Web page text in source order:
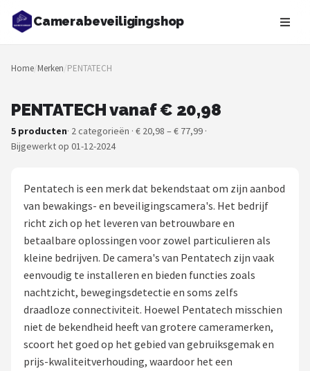
Camerabeveiligingshop
Zoeken
NAVIGATIE
Merken
Beveiligingscamera's
Camera Deurbellen
POPULAIRE MERKEN
Home/Merken/PENTATECH
PENTATECH vanaf € 20,98
5 producten· 2 categorieën · € 20,98 – € 77,99 ·
Bijgewerkt op 01-12-2024
Pentatech is een merk dat bekendstaat om zijn aanbod
van bewakings- en beveiligingscamera's. Het bedrijf
richt zich op het leveren van betrouwbare en
betaalbare oplossingen voor zowel particulieren als
kleine bedrijven. De camera's van Pentatech zijn vaak
eenvoudig te installeren en bieden functies zoals
nachtzicht, bewegingsdetectie en soms zelfs
draadloze connectiviteit. Hoewel Pentatech misschien
niet de bekendheid heeft van grotere cameramerken,
scoort het goed op het gebied van gebruiksgemak en
prijs-kwaliteitverhouding, waardoor het een